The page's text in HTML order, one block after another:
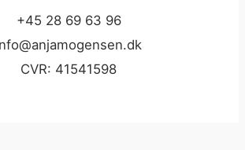
+45 28 69 63 96
CVR: 41541598